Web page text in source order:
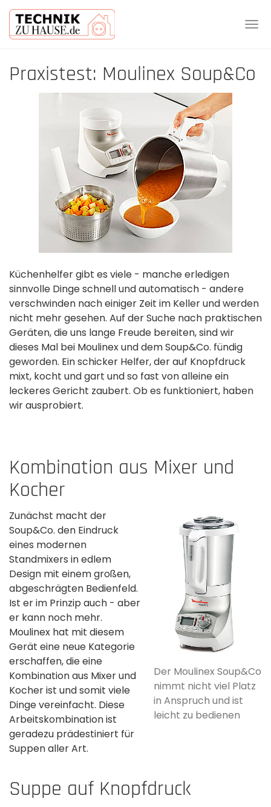
mainPraxistest: Moulinex Soup&Co
Küchenhelfer gibt es viele - manche erledigen
sinnvolle Dinge schnell und automatisch - andere
verschwinden nach einiger Zeit im Keller und werden
nicht mehr gesehen. Auf der Suche nach praktischen
Geräten, die uns lange Freude bereiten, sind wir
dieses Mal bei Moulinex und dem Soup&Co. fündig
geworden. Ein schicker Helfer, der auf Knopfdruck
mixt, kocht und gart und so fast von alleine ein
leckeres Gericht zaubert. Ob es funktioniert, haben
wir ausprobiert.
Kombination aus Mixer und
Kocher
Der Moulinex Soup&Co
nimmt nicht viel Platz
in Anspruch und ist
leicht zu bedienen
Zunächst macht der
Soup&Co. den Eindruck
eines modernen
Standmixers in edlem
Design mit einem großen,
abgeschrägten Bedienfeld.
Ist er im Prinzip auch - aber
er kann noch mehr.
Moulinex hat mit diesem
Gerät eine neue Kategorie
erschaffen, die eine
Kombination aus Mixer und
Kocher ist und somit viele
Dinge vereinfacht. Diese
Arbeitskombination ist
geradezu prädestiniert für
Suppen aller Art.
Suppe auf Knopfdruck